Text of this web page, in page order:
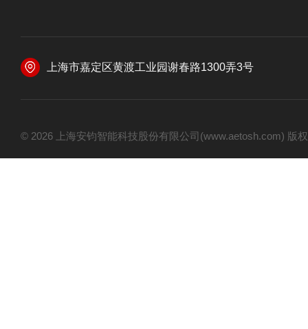
上海市嘉定区黄渡工业园谢春路1300弄3号
© 2026 上海安钧智能科技股份有限公司(www.aetosh.com)